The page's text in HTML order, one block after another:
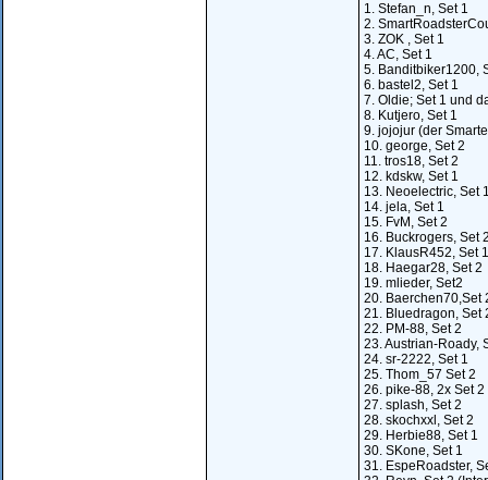
1. Stefan_n, Set 1
2.
3. ZOK , Set 1
4. AC, Set 1
5. Banditbiker1200,
6. bastel2, Set 1
7. Oldie; Set 1 und
8. Kutjero, Set 1
9. jojojur (der
10. george, Set 2
11. tros18, Set 2
12. kdskw, Set 1
13. Neoelectric, Set
14. jela, Set 1
15. FvM, Set 2
16. Buckrogers, Set
17. KlausR452, Set 1
18. Haegar28, Set 2
19. mlieder, Set2
20. Baerchen70,Set
21. Bluedragon, Set
22. PM-88, Set 2
23. Austrian-Roady,
24. sr-2222, Set 1
25. Thom_57 Set 2
26. pike-88, 2x Set 2
27. splash, Set 2
28. skochxxl, Set 2
29. Herbie88, Set 1
30. SKone, Set 1
31. EspeRoadster,